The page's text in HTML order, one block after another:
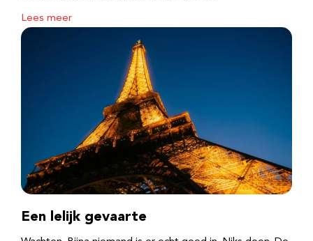
Lees meer
Een lelijk gevaarte